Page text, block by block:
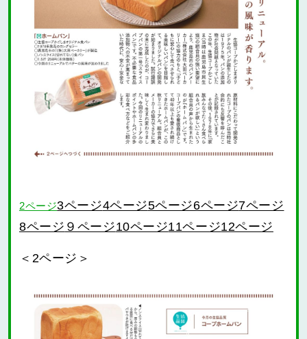
2ページ3ページ4ページ5ページ6ページ7ページ
8ページ ９ページ10ページ11ページ12ページ
＜2ページ＞